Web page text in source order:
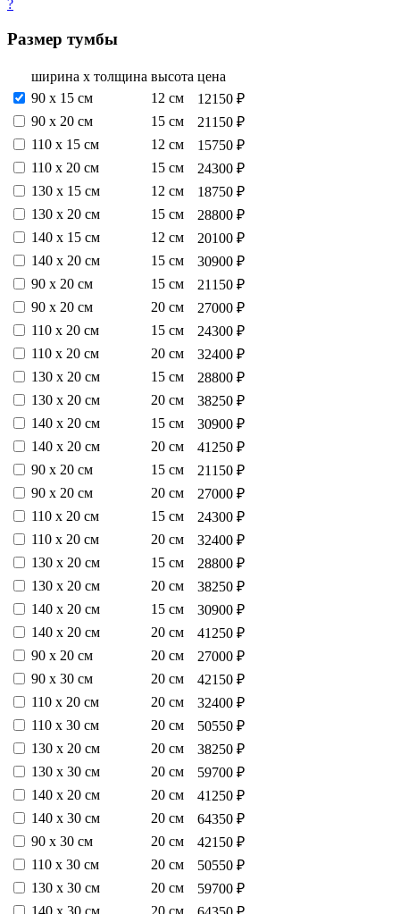
?
Размер тумбы
ширина х толщина высота цена
90 х 15 см
12 см
12150 ₽
90 х 20 см
15 см
21150 ₽
110 х 15 см
12 см
15750 ₽
110 х 20 см
15 см
24300 ₽
130 х 15 см
12 см
18750 ₽
130 х 20 см
15 см
28800 ₽
140 х 15 см
12 см
20100 ₽
140 х 20 см
15 см
30900 ₽
90 х 20 см
15 см
21150 ₽
90 х 20 см
20 см
27000 ₽
110 х 20 см
15 см
24300 ₽
110 х 20 см
20 см
32400 ₽
130 х 20 см
15 см
28800 ₽
130 х 20 см
20 см
38250 ₽
140 х 20 см
15 см
30900 ₽
140 х 20 см
20 см
41250 ₽
90 х 20 см
15 см
21150 ₽
90 х 20 см
20 см
27000 ₽
110 х 20 см
15 см
24300 ₽
110 х 20 см
20 см
32400 ₽
130 х 20 см
15 см
28800 ₽
130 х 20 см
20 см
38250 ₽
140 х 20 см
15 см
30900 ₽
140 х 20 см
20 см
41250 ₽
90 х 20 см
20 см
27000 ₽
90 х 30 см
20 см
42150 ₽
110 х 20 см
20 см
32400 ₽
110 х 30 см
20 см
50550 ₽
130 х 20 см
20 см
38250 ₽
130 х 30 см
20 см
59700 ₽
140 х 20 см
20 см
41250 ₽
140 х 30 см
20 см
64350 ₽
90 х 30 см
20 см
42150 ₽
110 х 30 см
20 см
50550 ₽
130 х 30 см
20 см
59700 ₽
140 х 30 см
20 см